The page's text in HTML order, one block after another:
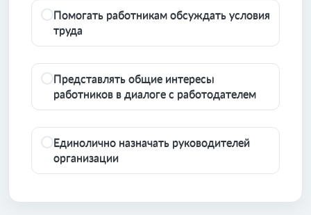
Помогать работникам обсуждать условия
труда
Представлять общие интересы
работников в диалоге с работодателем
Единолично назначать руководителей
организации